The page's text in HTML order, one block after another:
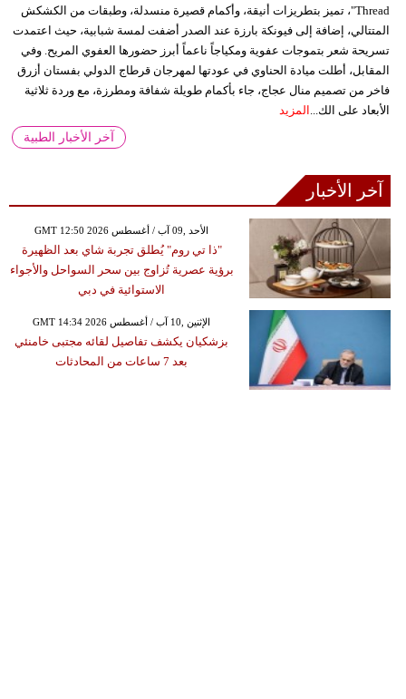
Thread"، تميز بتطريزات أنيقة، وأكمام قصيرة منسدلة، وطبقات من الكشكش
المتتالي، إضافة إلى فيونكة بارزة عند الصدر أضفت لمسة شبابية، حيث اعتمدت
تسريحة شعر بتموجات عفوية ومكياجاً ناعماً أبرز حضورها العفوي المريح. وفي
المقابل، أطلت ميادة الحناوي في عودتها لمهرجان قرطاج الدولي بفستان أزرق
فاخر من تصميم منال عجاج، جاء بأكمام طويلة شفافة ومطرزة، مع وردة ثلاثية
الأبعاد على الك... المزيد
آخر الأخبار الطبية
آخر الأخبار
GMT 12:50 2026 الأحد ,09 آب / أغسطس
"ذا تي روم" يُطلق تجربة شاي بعد الظهيرة
برؤية عصرية تُزاوج بين سحر السواحل والأجواء
الاستوائية في دبي
GMT 14:34 2026 الإثنين ,10 آب / أغسطس
بزشكيان يكشف تفاصيل لقائه مجتبى خامنئي
بعد 7 ساعات من المحادثات